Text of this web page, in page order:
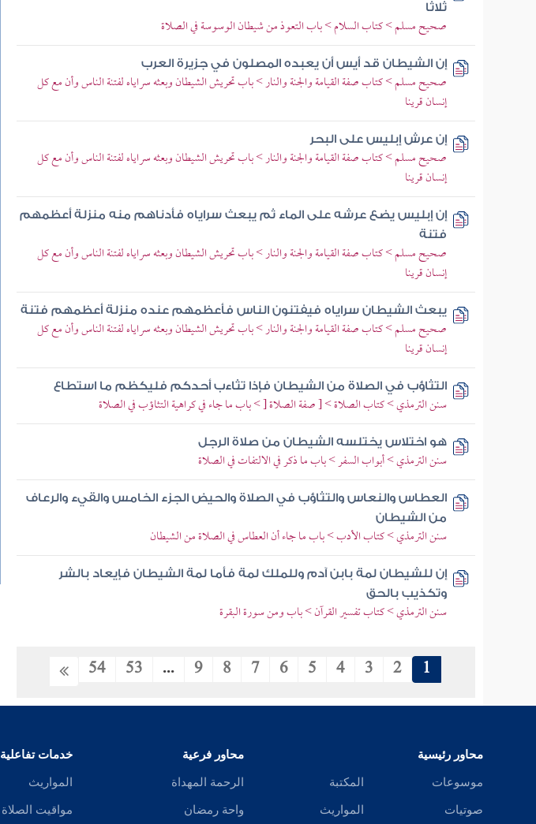
ثلاثا
صحيح مسلم > كتاب السلام > باب التعوذ من شيطان الوسوسة في الصلاة
إن الشيطان قد أيس أن يعبده المصلون في جزيرة العرب
صحيح مسلم > كتاب صفة القيامة والجنة والنار > باب تحريش الشيطان وبعثه سراياه لفتنة الناس وأن مع كل
إنسان قرينا
إن عرش إبليس على البحر
صحيح مسلم > كتاب صفة القيامة والجنة والنار > باب تحريش الشيطان وبعثه سراياه لفتنة الناس وأن مع كل
إنسان قرينا
إن إبليس يضع عرشه على الماء ثم يبعث سراياه فأدناهم منه منزلة أعظمهم
فتنة
صحيح مسلم > كتاب صفة القيامة والجنة والنار > باب تحريش الشيطان وبعثه سراياه لفتنة الناس وأن مع كل
إنسان قرينا
يبعث الشيطان سراياه فيفتنون الناس فأعظمهم عنده منزلة أعظمهم فتنة
صحيح مسلم > كتاب صفة القيامة والجنة والنار > باب تحريش الشيطان وبعثه سراياه لفتنة الناس وأن مع كل
إنسان قرينا
التثاؤب في الصلاة من الشيطان فإذا تثاءب أحدكم فليكظم ما استطاع
سنن الترمذي > كتاب الصلاة > [ صفة الصلاة [ > باب ما جاء في كراهية التثاؤب في الصلاة
هو اختلاس يختلسه الشيطان من صلاة الرجل
سنن الترمذي > أبواب السفر > باب ما ذكر في الالتفات في الصلاة
العطاس والنعاس والتثاؤب في الصلاة والحيض الجزء الخامس والقيء والرعاف
من الشيطان
سنن الترمذي > كتاب الأدب > باب ما جاء أن العطاس في الصلاة من الشيطان
إن للشيطان لمة بابن آدم وللملك لمة فأما لمة الشيطان فإيعاد بالشر
وتكذيب بالحق
سنن الترمذي > كتاب تفسير القرآن > باب ومن سورة البقرة
1
2
3
4
5
6
7
8
9
...
53
54
محاور رئيسية
موسوعات
صوتيات
المكتبة
المواريث
محاور فرعية
الرحمة المهداة
واحة رمضان
خدمات تفاعلية
المواريث
مواقيت الصلاة